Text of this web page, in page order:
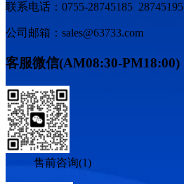
联系电话：0755-28745185 28745195
公司邮箱：sales@63733.com
客服微信(AM08:30-PM18:00)
售前咨询(1)